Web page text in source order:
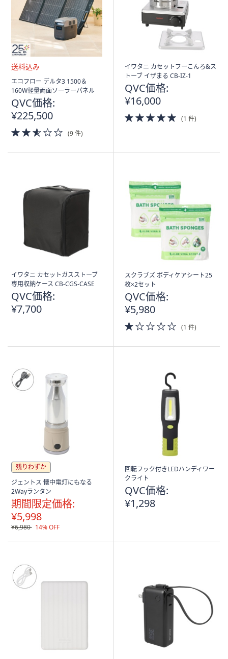
送
料
み
エコフロー デルタ3 1500＆
160W軽量両面ソーラーパネル
QVC価格:
¥225,500
2.5
of
(9 件)
イワタニ カセットフーこんろ&ス
トーブ イザまる CB-IZ-1
QVC価格:
¥16,000
5.0
of
(1 件)
イワタニ カセットガスストーブ
専用収納ケース CB-CGS-CASE
QVC価格:
¥7,700
スクラブズ ボディケアシート25
枚×2セット
QVC価格:
¥5,980
1.0
of
(1 件)
残りわずか
ジェントス 懐中電灯にもなる
2Wayランタン
期間限定価格:
¥5,998
¥6,980 14% OFF
回転フック付きLEDハンディワー
クライト
QVC価格:
¥1,298